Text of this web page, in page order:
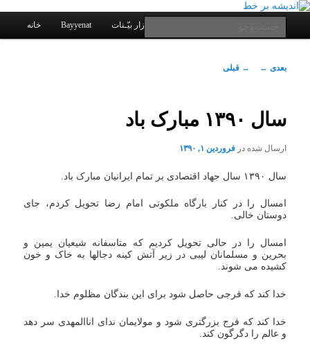
پرش
اصلی
اندیشه بر خط
یادداشتهای یک معلم در باب زندگی، اخلاق، اخبار، علم و سیاست
فهرست
خانه Bayyenat نرم افزار بیّـنات
ناوبری
→ قبلی بعدی ←
سال ۱۳۹۰ مبارک باد
ارسال شده درفروردین ۱, ۱۳۹۰
سال ۱۳۹۰ سال جهاد اقتصادی بر تمام ایرانیان مبارک باد.
امسال را در کنار بارگاه ملکوتی امام رضا تحویل کردم، جای
دوستان خالی.
امسال را در حالی تحویل کردیم که متاسفانه شیعیان یمین و
بحرین و مسلمانان لیبی در زیر آتش کینه دجالها به خاک و خون
کشیده می شوند.
خدا کند که فرجی حاصل شود برای این بندگان مظلوم خدا.
خدا کند که فرج بزرگتری شود و مولایمان ندای اناالمهدی سر دهد
و عالم را دگرگون کند.